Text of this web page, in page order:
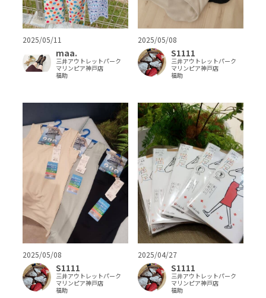
2025/05/11
maa.
三井アウトレットパーク
マリンピア神戸店
福助
2025/05/08
S1111
三井アウトレットパーク
マリンピア神戸店
福助
2025/05/08
S1111
三井アウトレットパーク
マリンピア神戸店
福助
2025/04/27
S1111
三井アウトレットパーク
マリンピア神戸店
福助